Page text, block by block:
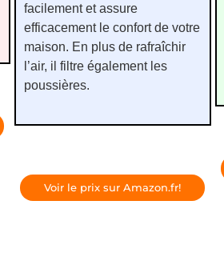
facilement et assure
efficacement le confort de votre
maison. En plus de rafraîchir
l’air, il filtre également les
poussières.
Voir le prix sur Amazon.fr!